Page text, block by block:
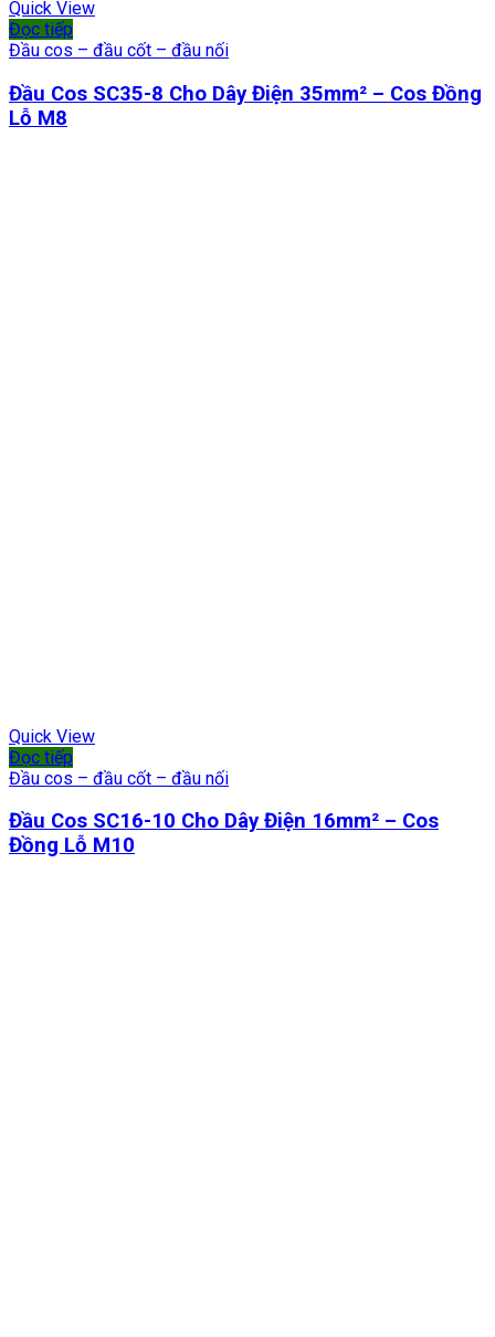
Quick View
Đọc tiếp
Đầu cos – đầu cốt – đầu nối
Đầu Cos SC35-8 Cho Dây Điện 35mm² – Cos Đồng
Lỗ M8
Quick View
Đọc tiếp
Đầu cos – đầu cốt – đầu nối
Đầu Cos SC16-10 Cho Dây Điện 16mm² – Cos
Đồng Lỗ M10